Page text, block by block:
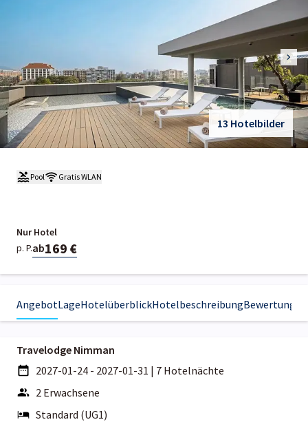
13 Hotelbilder
Pool Gratis WLAN
Nur Hotel
p. P.ab169 €
AngebotLageHotelüberblickHotelbeschreibungBewertungen
Travelodge Nimman
2027-01-24 - 2027-01-31 | 7 Hotelnächte
2 Erwachsene
Standard (UG1)